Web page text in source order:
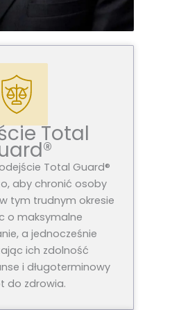
Total
Total Guard®
aby chronić osoby
tym trudnym okresie
o maksymalne
a jednocześnie
ich zdolność
i długoterminowy
do zdrowia.